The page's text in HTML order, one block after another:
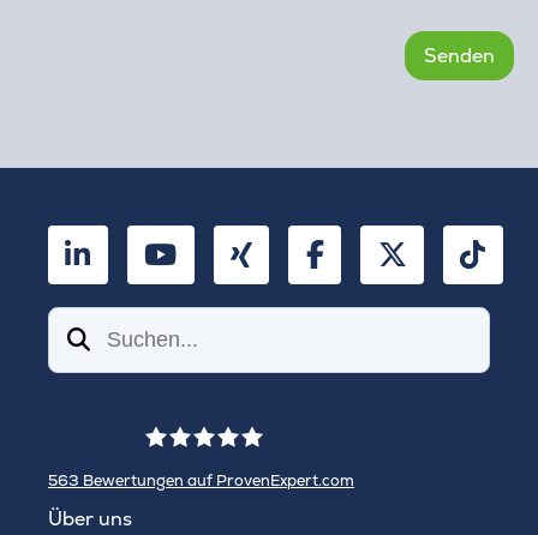
LinkedInYouTubeXing FacebookTwitter
Suchen
563 Bewertungen auf ProvenExpert.com
Über uns